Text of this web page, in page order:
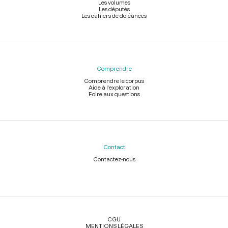
Les volumes
Les députés
Les cahiers de doléances
Comprendre
Comprendre le corpus
Aide à l'exploration
Foire aux questions
Contact
Contactez-nous
Légal
CGU
MENTIONS LÉGALES